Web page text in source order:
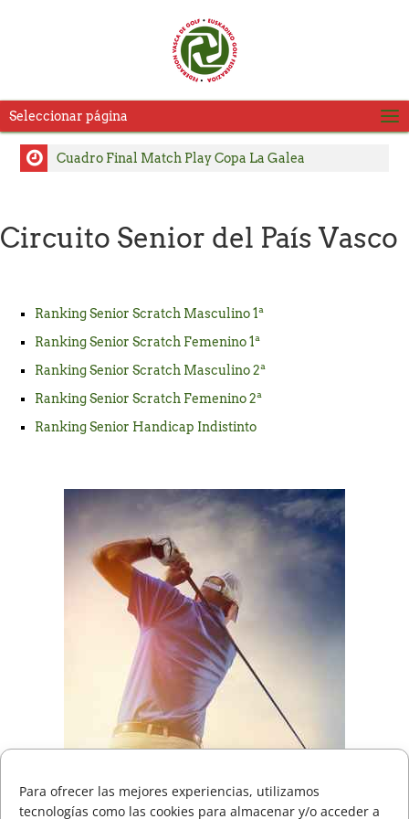
Para ofrecer las mejores experiencias, utilizamos
tecnologías como las cookies para almacenar y/o acceder a
Seleccionar página
Cuadro Final Match Play Copa La Galea
Consulte Horarios de Salida Segunda Jornada LXVI
del Campeonato Absoluto de Zarauz
Carlos Satrustegui y Lourdes Barbeito, campeones
del Campeonato Senior de Jaizkibel – Memorial
Carlos Hekneby
ACTUALIZACIÓN Horarios de Salida Copa La Galea
Zarauz
Incidencias técnicas en la App de la RFEG – Consulta
alternativa en el Área del Jugador en la web oficial.
Consulte horarios de salida Campeonato Senior de
Jaizkibel Memorial Carlos Hekneby
Circuito Senior del País Vasco
Ranking Senior Scratch Masculino 1ª
Ranking Senior Scratch Femenino 1ª
Ranking Senior Scratch Masculino 2ª
Ranking Senior Scratch Femenino 2ª
Ranking Senior Handicap Indistinto